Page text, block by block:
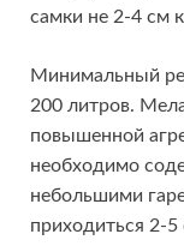
самки не 2-4 см
Минимальный
200 литров.
повышенной
необходимо
небольшими
приходиться 2-5